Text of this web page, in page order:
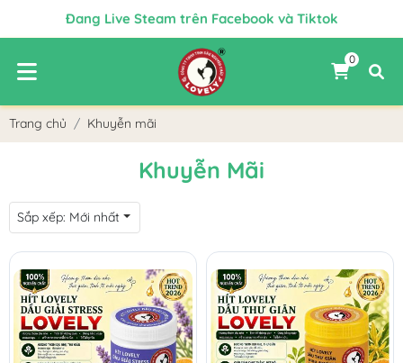
Đang Live Steam trên Facebook và Tiktok
Chào mừng Quý Khách đến với Lovely
✨ FREE SHIP CHO MỌI ĐƠN HÀNG ✨
Chiết Khấu Tốt Nhất Cho Đại Lý Bán Hàng
0
Trang chủ Khuyễn mãi
Khuyễn Mãi
Sắp xếp: Mới nhất